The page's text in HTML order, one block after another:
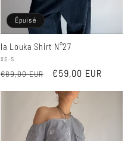
Épuisé
la Louka Shirt N°27
Fournisseur :
XS-S
Prix
€89,00 EUR
Prix
€59,00 EUR